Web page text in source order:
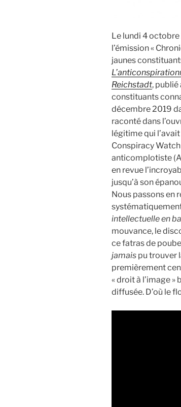
Le lundi 4
l’émission «
jaunes
Reichstadt, publié
constituants
décembre 2019
raconté dans
légitime qui
Conspiracy Watch
anticomplotiste
en revue
jusqu’à son
Nous passons en
intellectuelle en
mouvance, le
ce fatras de
jamais pu trouver
premièrement
« droit à l’image »
diffusée. D’où le